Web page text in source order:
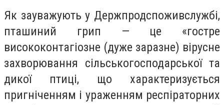
Як зауважують у Держпродспоживслужбі,
пташиний грип — це «гостре
висококонтагіозне (дуже заразне) вірусне
захворювання сільськогосподарської та
дикої птиці, що характеризується
пригніченням і ураженням респіраторних